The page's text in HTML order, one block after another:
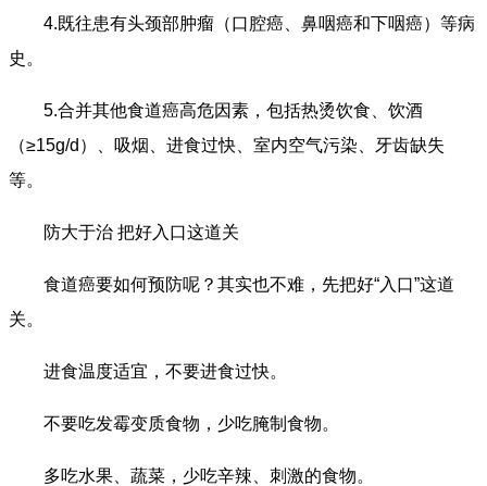
4.既往患有头颈部肿瘤（口腔癌、鼻咽癌和下咽癌）等病
史。
5.合并其他食道癌高危因素，包括热烫饮食、饮酒
（≥15g/d）、吸烟、进食过快、室内空气污染、牙齿缺失
等。
防大于治 把好入口这道关
食道癌要如何预防呢？其实也不难，先把好“入口”这道
关。
进食温度适宜，不要进食过快。
不要吃发霉变质食物，少吃腌制食物。
多吃水果、蔬菜，少吃辛辣、刺激的食物。